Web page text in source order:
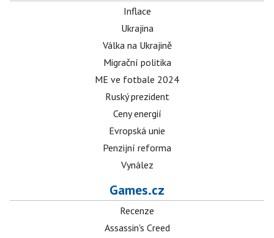
Inflace
Ukrajina
Válka na Ukrajině
Migrační politika
ME ve fotbale 2024
Ruský prezident
Ceny energií
Evropská unie
Penzijní reforma
Vynález
Games.cz
Recenze
Assassin's Creed